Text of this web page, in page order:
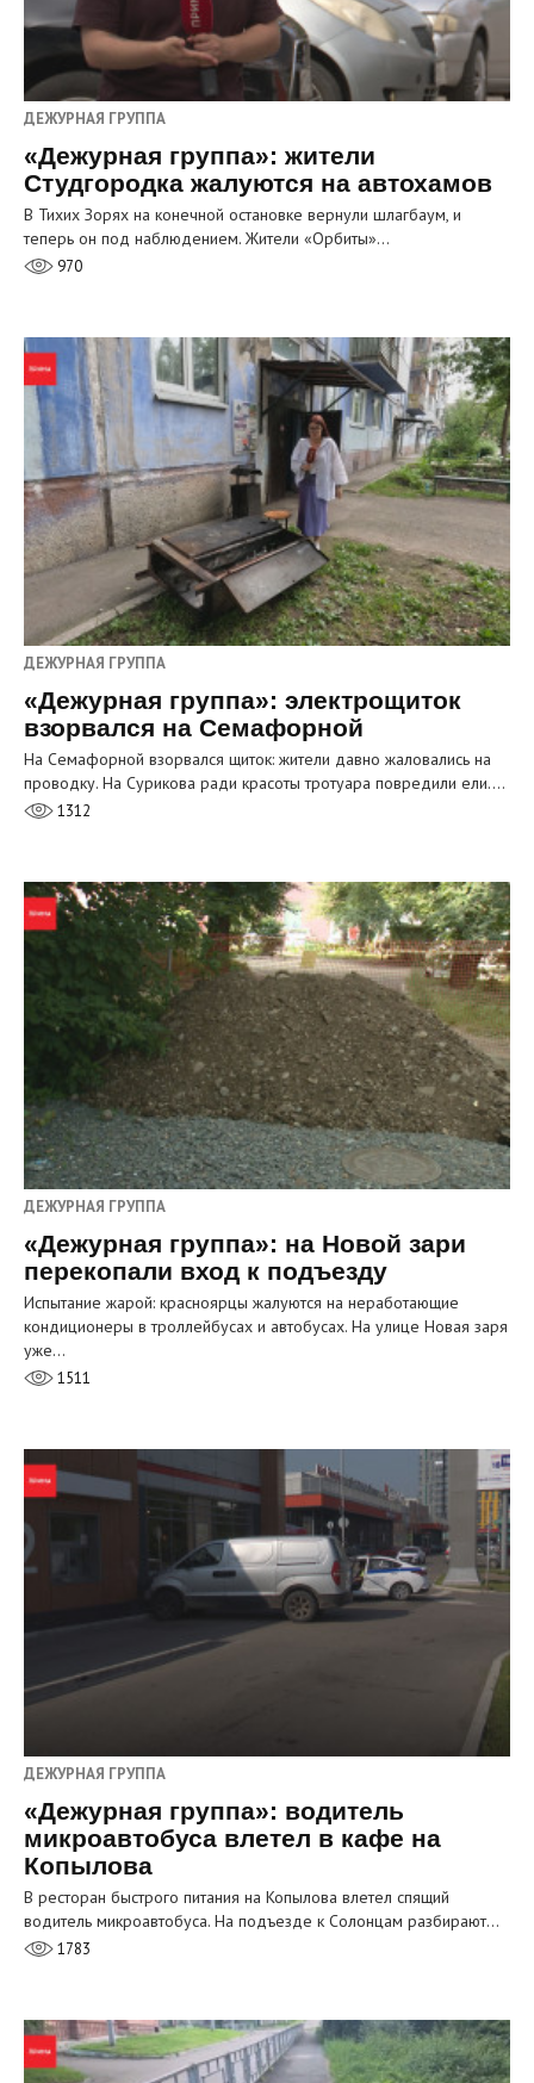
ДЕЖУРНАЯ ГРУППА
«Дежурная группа»: жители
Студгородка жалуются на автохамов
В Тихих Зорях на конечной остановке вернули шлагбаум, и
теперь он под наблюдением. Жители «Орбиты»…
970
ДЕЖУРНАЯ ГРУППА
«Дежурная группа»: электрощиток
взорвался на Семафорной
На Семафорной взорвался щиток: жители давно жаловались на
проводку. На Сурикова ради красоты тротуара повредили ели.…
1312
ДЕЖУРНАЯ ГРУППА
«Дежурная группа»: на Новой зари
перекопали вход к подъезду
Испытание жарой: красноярцы жалуются на неработающие
кондиционеры в троллейбусах и автобусах. На улице Новая заря
уже…
1511
ДЕЖУРНАЯ ГРУППА
«Дежурная группа»: водитель
микроавтобуса влетел в кафе на
Копылова
В ресторан быстрого питания на Копылова влетел спящий
водитель микроавтобуса. На подъезде к Солонцам разбирают…
1783